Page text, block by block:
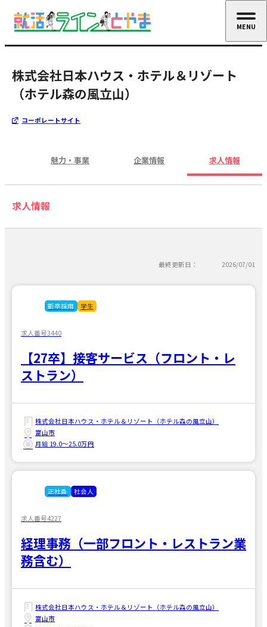
株式会社日本ハウス・ホテル＆リゾート
（ホテル森の風立山）
コーポレートサイト
魅力・事業 企業情報 求人情報
求人情報
最終更新日： 2026/07/01
新卒採用 学生
求人番号3440
【27卒】接客サービス（フロント・レ
ストラン）
株式会社日本ハウス・ホテル＆リゾート（ホテル森の風立山）
富山市
月給 19.0〜25.0万円
正社員 社会人
求人番号4227
経理事務（一部フロント・レストラン業
務含む）
株式会社日本ハウス・ホテル＆リゾート（ホテル森の風立山）
富山市
MENU